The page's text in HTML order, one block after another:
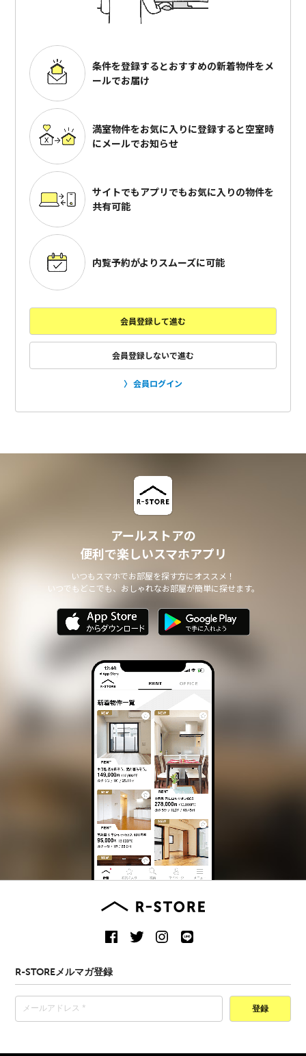
条件を登録するとおすすめの新着物件をメ
ールでお届け
満室物件をお気に入りに登録すると空室時
にメールでお知らせ
サイトでもアプリでもお気に入りの物件を
共有可能
内覧予約がよりスムーズに可能
会員登録して進む
会員登録しないで進む
会員ログイン
アールストアの
便利で楽しいスマホアプリ
いつもスマホでお部屋を探す方にオススメ！
いつでもどこでも、おしゃれなお部屋が簡単に探せます。
R-STOREメルマガ登録
登録